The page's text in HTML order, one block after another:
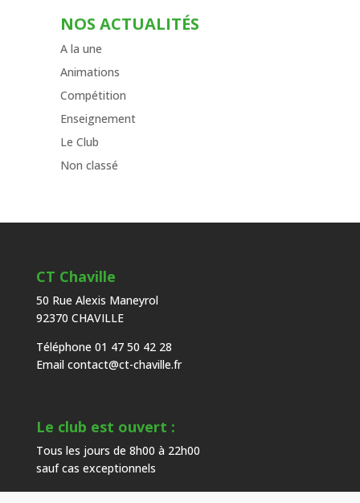
NOS ACTUALITÉS
A la une
Animations
Compétition
Enseignement
Le Club
Non classé
CT Chaville
50 Rue Alexis Maneyrol
92370 CHAVILLE
Téléphone 01 47 50 42 28
Email contact@ct-chaville.fr
Le club est ouvert :
Tous les jours de 8h00 à 22h00
sauf cas exceptionnels